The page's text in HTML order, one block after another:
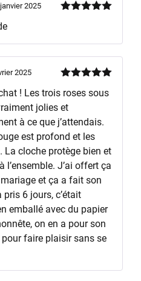
2025
5
2025
! Les trois roses sous
jolies et
à ce que j’attendais.
est profond et les
La cloche protège bien et
l’ensemble. J’ai offert ça
et ça a fait son
6 jours, c’était
emballé avec du papier
on en a pour son
faire plaisir sans se